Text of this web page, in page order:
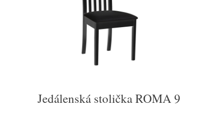
Jedálenská stolička ROMA 9